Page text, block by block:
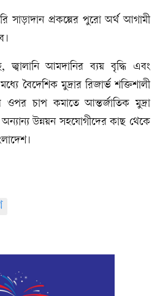
সাড়াদান প্রকল্পের পুরো অর্থ আগামী
জ্বালানি আমদানির ব্যয় বৃদ্ধি এবং
বৈদেশিক মুদ্রার রিজার্ভ শক্তিশালী
ওপর চাপ কমাতে আন্তর্জাতিক মুদ্রা
উন্নয়ন সহযোগীদের কাছ থেকে